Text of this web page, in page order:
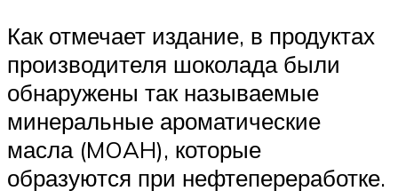
Как отмечает издание, в продуктах
производителя шоколада были
обнаружены так называемые
минеральные ароматические
масла (MOAH), которые
образуются при нефтепереработке.